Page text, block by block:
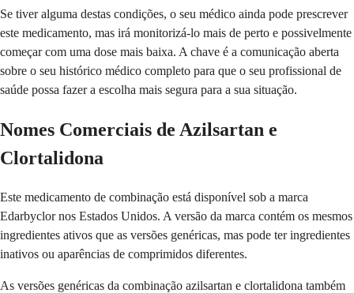
Se tiver alguma destas condições, o seu médico ainda pode prescrever
este medicamento, mas irá monitorizá-lo mais de perto e possivelmente
começar com uma dose mais baixa. A chave é a comunicação aberta
sobre o seu histórico médico completo para que o seu profissional de
saúde possa fazer a escolha mais segura para a sua situação.
Nomes Comerciais de Azilsartan e
Clortalidona
Este medicamento de combinação está disponível sob a marca
Edarbyclor nos Estados Unidos. A versão da marca contém os mesmos
ingredientes ativos que as versões genéricas, mas pode ter ingredientes
inativos ou aparências de comprimidos diferentes.
As versões genéricas da combinação azilsartan e clortalidona também